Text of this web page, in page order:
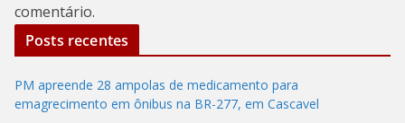
comentário.
Posts recentes
PM apreende 28 ampolas de medicamento para
emagrecimento em ônibus na BR-277, em Cascavel